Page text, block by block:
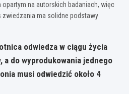
na autorskich badaniach, więc
ma solidne podstawy
odwiedza w ciągu życia
a do wyprodukowania jednego
musi odwiedzić około 4